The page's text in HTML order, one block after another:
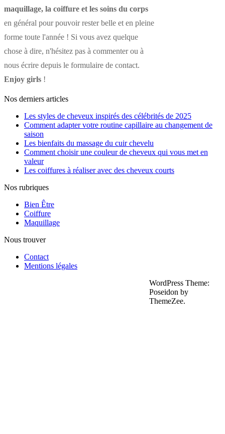
maquillage, la coiffure et les soins du corps
en général pour pouvoir rester belle et en pleine
forme toute l'année ! Si vous avez quelque
chose à dire, n'hésitez pas à commenter ou à
nous écrire depuis le formulaire de contact.
Enjoy girls !
Nos derniers articles
Les styles de cheveux inspirés des célébrités de 2025
Comment adapter votre routine capillaire au changement de
saison
Les bienfaits du massage du cuir chevelu
Comment choisir une couleur de cheveux qui vous met en
valeur
Les coiffures à réaliser avec des cheveux courts
Nos rubriques
Bien Être
Coiffure
Maquillage
Nous trouver
Contact
Mentions légales
WordPress Theme:
Poseidon by
ThemeZee.